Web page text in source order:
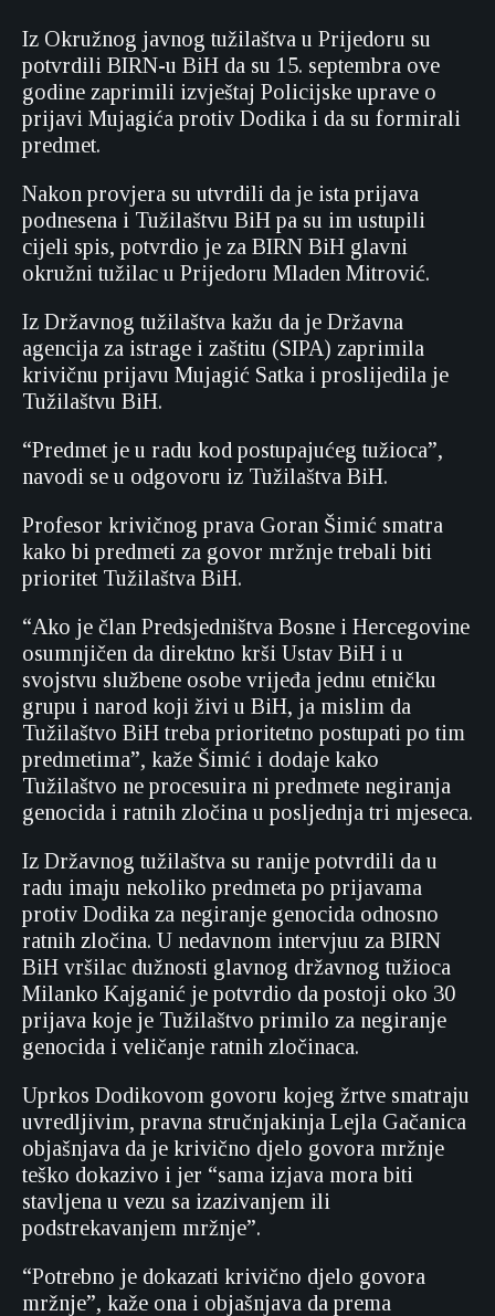
Iz Okružnog javnog tužilaštva u Prijedoru su
potvrdili BIRN-u BiH da su 15. septembra ove
godine zaprimili izvještaj Policijske uprave o
prijavi Mujagića protiv Dodika i da su formirali
predmet.
Nakon provjera su utvrdili da je ista prijava
podnesena i Tužilaštvu BiH pa su im ustupili
cijeli spis, potvrdio je za BIRN BiH glavni
okružni tužilac u Prijedoru Mladen Mitrović.
Iz Državnog tužilaštva kažu da je Državna
agencija za istrage i zaštitu (SIPA) zaprimila
krivičnu prijavu Mujagić Satka i proslijedila je
Tužilaštvu BiH.
“Predmet je u radu kod postupajućeg tužioca”,
navodi se u odgovoru iz Tužilaštva BiH.
Profesor krivičnog prava Goran Šimić smatra
kako bi predmeti za govor mržnje trebali biti
prioritet Tužilaštva BiH.
“Ako je član Predsjedništva Bosne i Hercegovine
osumnjičen da direktno krši Ustav BiH i u
svojstvu službene osobe vrijeđa jednu etničku
grupu i narod koji živi u BiH, ja mislim da
Tužilaštvo BiH treba prioritetno postupati po tim
predmetima”, kaže Šimić i dodaje kako
Tužilaštvo ne procesuira ni predmete negiranja
genocida i ratnih zločina u posljednja tri mjeseca.
Iz Državnog tužilaštva su ranije potvrdili da u
radu imaju nekoliko predmeta po prijavama
protiv Dodika za negiranje genocida odnosno
ratnih zločina. U nedavnom intervjuu za BIRN
BiH vršilac dužnosti glavnog državnog tužioca
Milanko Kajganić je potvrdio da postoji oko 30
prijava koje je Tužilaštvo primilo za negiranje
genocida i veličanje ratnih zločinaca.
Uprkos Dodikovom govoru kojeg žrtve smatraju
uvredljivim, pravna stručnjakinja Lejla Gačanica
objašnjava da je krivično djelo govora mržnje
teško dokazivo i jer “sama izjava mora biti
stavljena u vezu sa izazivanjem ili
podstrekavanjem mržnje”.
“Potrebno je dokazati krivično djelo govora
mržnje”, kaže ona i objašnjava da prema